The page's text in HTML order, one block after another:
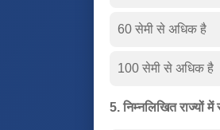
60 सेमी से अधिक है
100 सेमी से अधिक है
5. निम्नलिखित राज्यों